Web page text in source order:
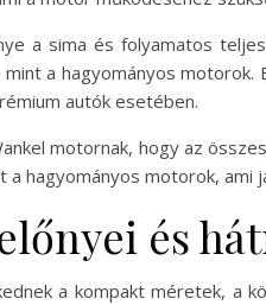
a sima és folyamatos
a hagyományos
autók esetében.
motornak, hogy az
hagyományos motorok,
és
a kompakt méretek, a